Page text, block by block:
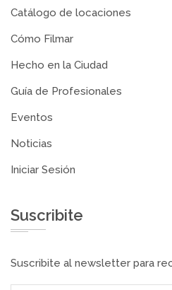
Catálogo de locaciones
Cómo Filmar
Hecho en la Ciudad
Guía de Profesionales
Eventos
Noticias
Iniciar Sesión
Suscribite
Suscribite al newsletter para